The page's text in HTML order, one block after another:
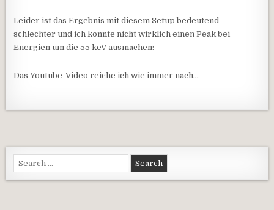
Leider ist das Ergebnis mit diesem Setup bedeutend
schlechter und ich konnte nicht wirklich einen Peak bei
Energien um die 55 keV ausmachen:
Das Youtube-Video reiche ich wie immer nach…
Search for: